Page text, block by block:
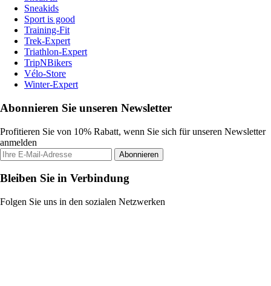
Sneakids
Sport is good
Training-Fit
Trek-Expert
Triathlon-Expert
TripNBikers
Vélo-Store
Winter-Expert
Abonnieren Sie unseren Newsletter
Profitieren Sie von 10% Rabatt, wenn Sie sich für unseren Newsletter
anmelden
Abonnieren
Bleiben Sie in Verbindung
Folgen Sie uns in den sozialen Netzwerken